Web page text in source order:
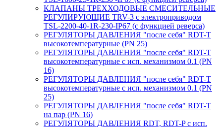
КЛАПАНЫ ТРЕХХОДОВЫЕ СМЕСИТЕЛЬНЫЕ
РЕГУЛИРУЮЩИЕ TRV-3 с электроприводом
TSL-2200-40-1R-230-IP67 (с функцией реверса)
РЕГУЛЯТОРЫ ДАВЛЕНИЯ "после себя" RDT-T
высокотемпературные (PN 25)
РЕГУЛЯТОРЫ ДАВЛЕНИЯ "после себя" RDT-T
высокотемпературные с исп. механизмом 0.1 (PN
16)
РЕГУЛЯТОРЫ ДАВЛЕНИЯ "после себя" RDT-T
высокотемпературные с исп. механизмом 0.1 (PN
25)
РЕГУЛЯТОРЫ ДАВЛЕНИЯ "после себя" RDT-T
на пар (PN 16)
РЕГУЛЯТОРЫ ДАВЛЕНИЯ RDT, RDT-P с исп.